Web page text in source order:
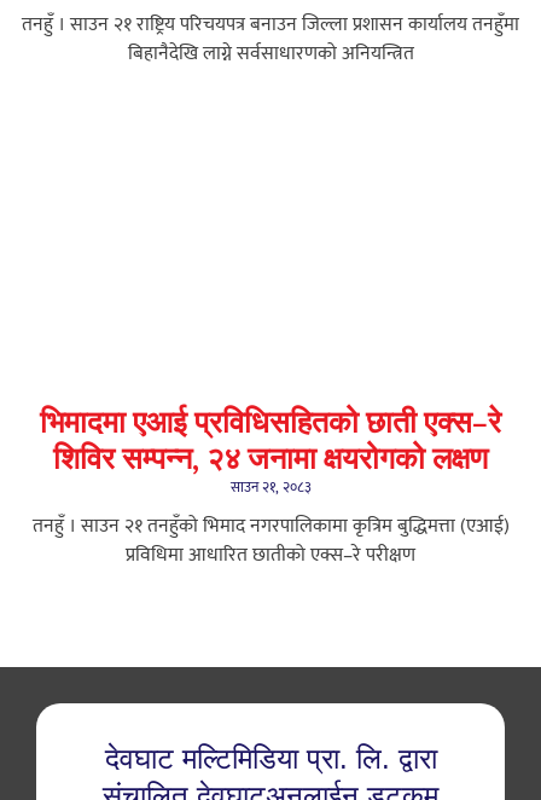
तनहुँ । साउन २१ राष्ट्रिय परिचयपत्र बनाउन जिल्ला प्रशासन कार्यालय तनहुँमा
बिहानैदेखि लाग्ने सर्वसाधारणको अनियन्त्रित
भिमादमा एआई प्रविधिसहितको छाती एक्स–रे
शिविर सम्पन्न, २४ जनामा क्षयरोगको लक्षण
साउन २१, २०८३
तनहुँ । साउन २१ तनहुँको भिमाद नगरपालिकामा कृत्रिम बुद्धिमत्ता (एआई)
प्रविधिमा आधारित छातीको एक्स–रे परीक्षण
देवघाट मल्टिमिडिया प्रा. लि. द्वारा